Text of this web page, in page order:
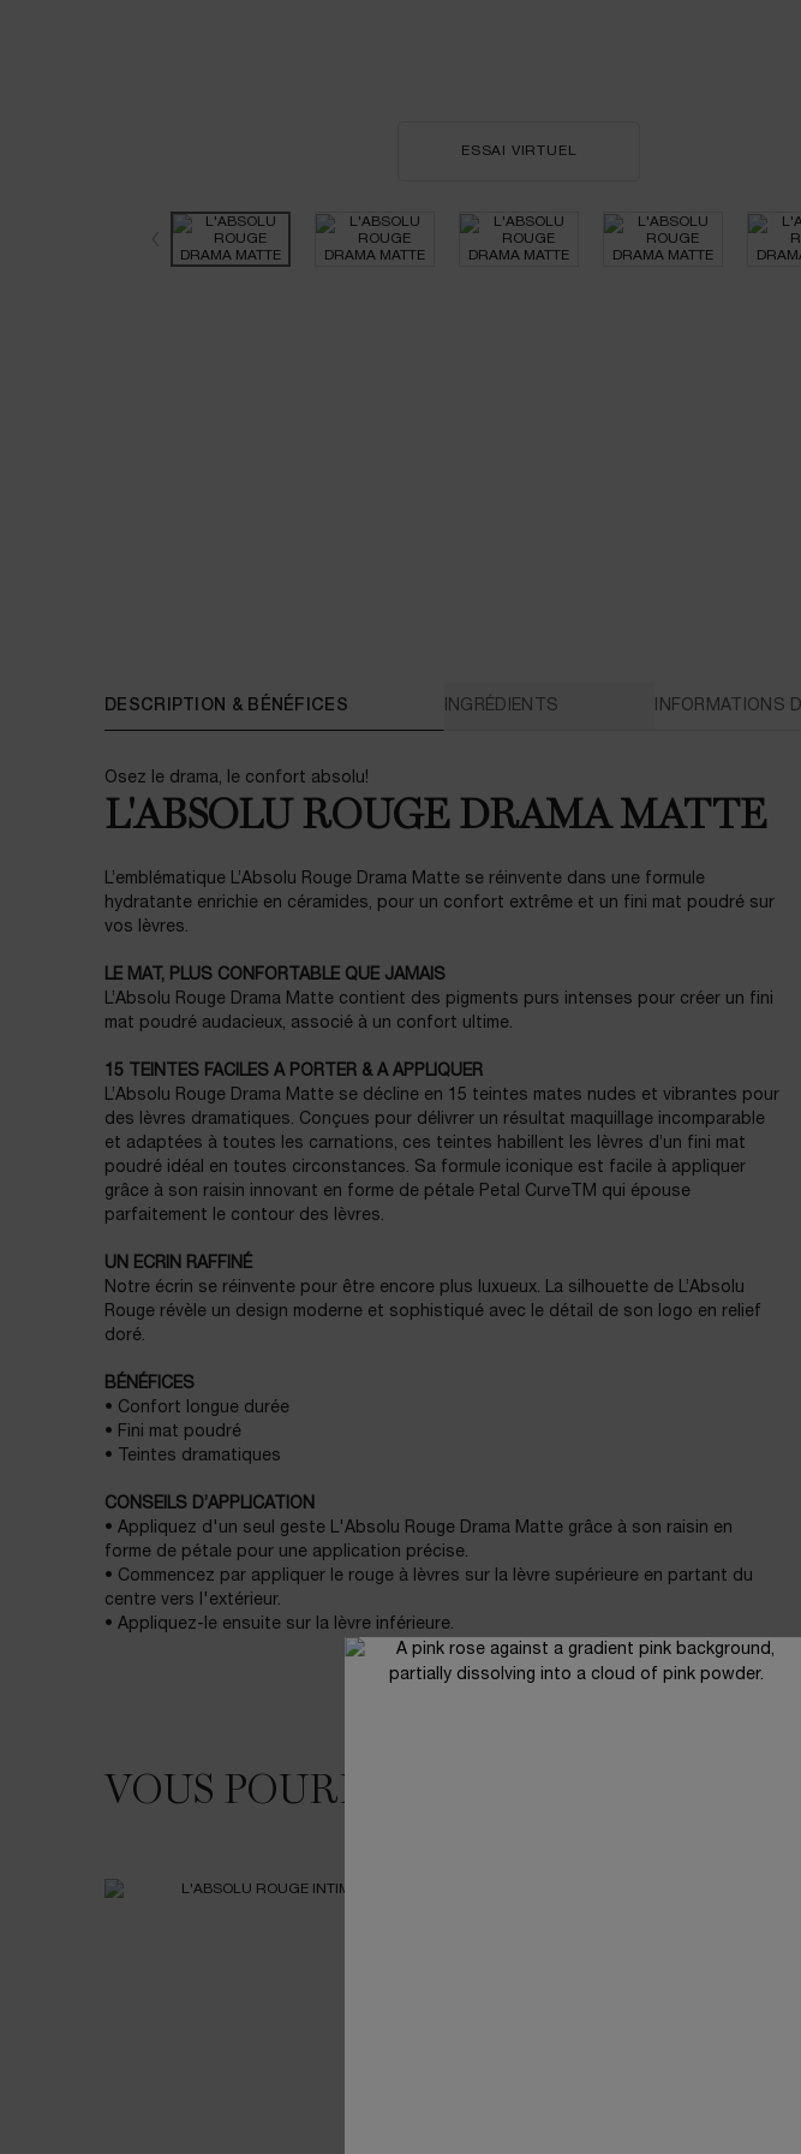
ESSAI VIRTUEL
DESCRIPTION & BÉNÉFICES INGRÉDIENTS INFORMATIONS
Osez le drama, le confort absolu!
L'ABSOLU ROUGE DRAMA MATTE
L’emblématique L’Absolu Rouge Drama Matte se réinvente dans une formule
hydratante enrichie en céramides, pour un confort extrême et un fini mat poudré sur
vos lèvres.
LE MAT, PLUS CONFORTABLE QUE JAMAIS
L’Absolu Rouge Drama Matte contient des pigments purs intenses pour créer un fini
mat poudré audacieux, associé à un confort ultime.
15 TEINTES FACILES A PORTER & A APPLIQUER
L’Absolu Rouge Drama Matte se décline en 15 teintes mates nudes et vibrantes pour
des lèvres dramatiques. Conçues pour délivrer un résultat maquillage incomparable
et adaptées à toutes les carnations, ces teintes habillent les lèvres d’un fini mat
poudré idéal en toutes circonstances. Sa formule iconique est facile à appliquer
grâce à son raisin innovant en forme de pétale Petal CurveTM qui épouse
parfaitement le contour des lèvres.
UN ECRIN RAFFINÉ
Notre écrin se réinvente pour être encore plus luxueux. La silhouette de L’Absolu
Rouge révèle un design moderne et sophistiqué avec le détail de son logo en relief
doré.
BÉNÉFICES
• Confort longue durée
• Fini mat poudré
• Teintes dramatiques
CONSEILS D’APPLICATION
• Appliquez d'un seul geste L'Absolu Rouge Drama Matte grâce à son raisin en
forme de pétale pour une application précise.
• Commencez par appliquer le rouge à lèvres sur la lèvre supérieure en partant du
centre vers l'extérieur.
• Appliquez-le ensuite sur la lèvre inférieure.
VOUS POURRIEZ AIMERVOUS POURRIEZ AIMER